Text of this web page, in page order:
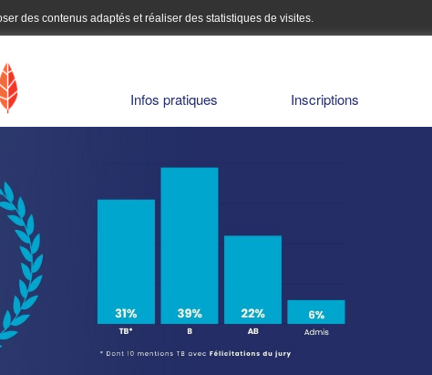
des contenus adaptés et réaliser des statistiques de visites.
Infos pratiques Inscriptions